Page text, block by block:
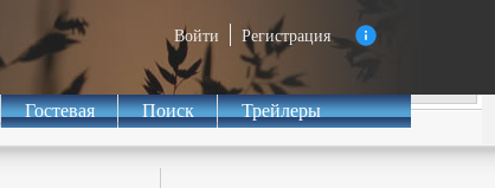
Войти Регистрация
Гостевая Поиск Трейлеры